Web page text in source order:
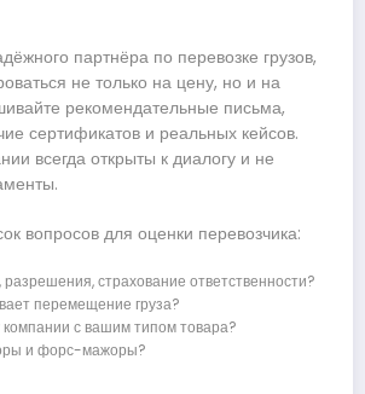
партнёра по перевозке грузов,
не только на цену, но и на
рекомендательные письма,
сертификатов и реальных кейсов.
всегда открыты к диалогу и не
вопросов для оценки перевозчика:
страхование ответственности?
перемещение груза?
компании с вашим типом товара?
и форс-мажоры?